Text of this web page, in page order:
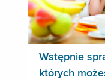
Wstępnie
których